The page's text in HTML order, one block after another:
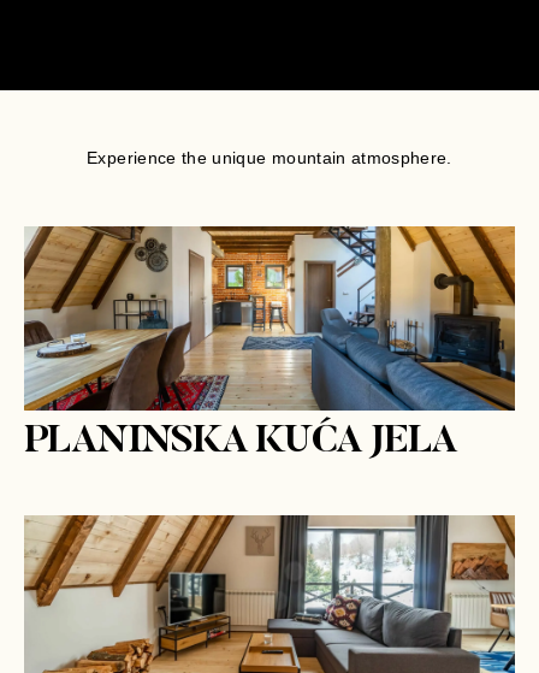
Experience the unique mountain atmosphere.
PLANINSKA KUĆA JELA